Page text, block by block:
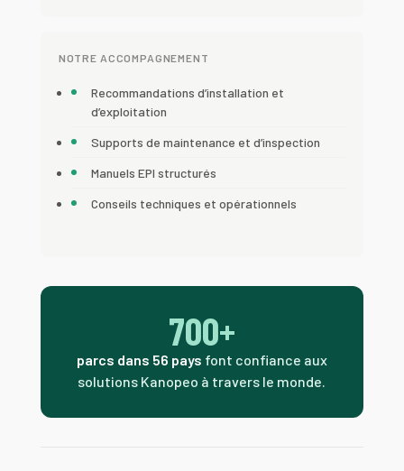
NOTRE ACCOMPAGNEMENT
Recommandations d’installation et
d’exploitation
Supports de maintenance et d’inspection
Manuels EPI structurés
Conseils techniques et opérationnels
700+
parcs dans 56 pays font confiance aux
solutions Kanopeo à travers le monde.